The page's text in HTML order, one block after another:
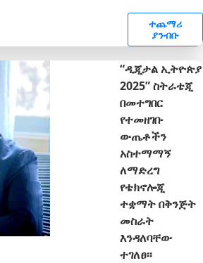
ተጨማሪ
ያንብቡ
“ዲጂታል ኢትዮጵያ
2025” ስትራቴጂ
በመተግበር
የተመዘገቡ
ውጤቶችን
አስተማማኝ
ለማድረግ
የቴክኖሎጂ
ተቋማት በቅንጅት
መስራት
እንዳለባቸው
ተገለፀ፡፡